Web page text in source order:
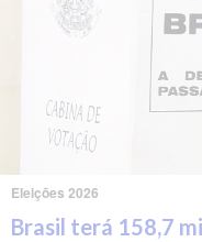
Eleições 2026
Brasil terá 158,7